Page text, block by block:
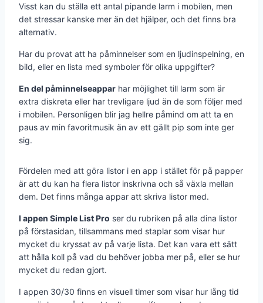
Visst kan du ställa ett antal pipande larm i mobilen, men
det stressar kanske mer än det hjälper, och det finns bra
alternativ.
Har du provat att ha påminnelser som en ljudinspelning, en
bild, eller en lista med symboler för olika uppgifter?
En del påminnelseappar har möjlighet till larm som är
extra diskreta eller har trevligare ljud än de som följer med
i mobilen. Personligen blir jag hellre påmind om att ta en
paus av min favoritmusik än av ett gällt pip som inte ger
sig.
Fördelen med att göra listor i en app i stället för på papper
är att du kan ha flera listor inskrivna och så växla mellan
dem. Det finns många appar att skriva listor med.
I appen Simple List Pro ser du rubriken på alla dina listor
på förstasidan, tillsammans med staplar som visar hur
mycket du kryssat av på varje lista. Det kan vara ett sätt
att hålla koll på vad du behöver jobba mer på, eller se hur
mycket du redan gjort.
I appen 30/30 finns en visuell timer som visar hur lång tid